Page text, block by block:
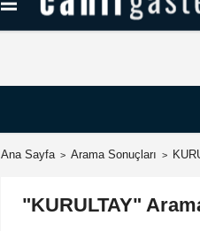
Kayseri Haberleri Can Radyo
Ana Sayfa Arama Sonuçları
"KURULTAY"